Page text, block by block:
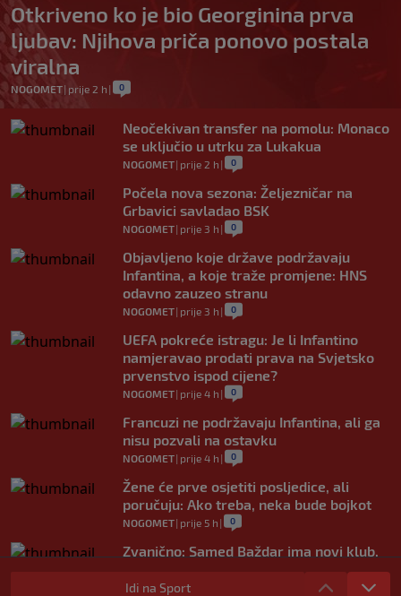
Otkriveno ko je bio Georginina prva
ljubav: Njihova priča ponovo postala
viralna
NOGOMET| prije 2 h | 0
Neočekivan transfer na pomolu: Monaco
se uključio u utrku za Lukakua
NOGOMET| prije 2 h | 0
Počela nova sezona: Željezničar na
Grbavici savladao BSK
NOGOMET| prije 3 h | 0
Objavljeno koje države podržavaju
Infantina, a koje traže promjene: HNS
odavno zauzeo stranu
NOGOMET| prije 3 h | 0
UEFA pokreće istragu: Je li Infantino
namjeravao prodati prava na Svjetsko
prvenstvo ispod cijene?
NOGOMET| prije 4 h | 0
Francuzi ne podržavaju Infantina, ali ga
nisu pozvali na ostavku
NOGOMET| prije 4 h | 0
Žene će prve osjetiti posljedice, ali
poručuju: Ako treba, neka bude bojkot
NOGOMET| prije 5 h | 0
Zvanično: Samed Baždar ima novi klub,
zadužio broj sa velikom "težinom"
NOGOMET|prije 7 h
Idi na Sport